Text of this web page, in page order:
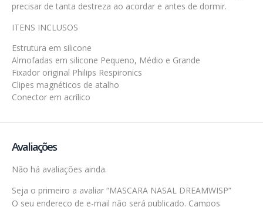
precisar de tanta destreza ao acordar e antes de dormir.
ITENS INCLUSOS
Estrutura em silicone
Almofadas em silicone Pequeno, Médio e Grande
Fixador original Philips Respironics
Clipes magnéticos de atalho
Conector em acrílico
Avaliações
Não há avaliações ainda.
Seja o primeiro a avaliar “MASCARA NASAL DREAMWISP”
O seu endereço de e-mail não será publicado. Campos